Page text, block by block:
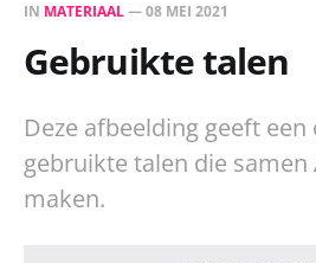
IN MATERIAAL—08 MEI 2021
Gebruikte talen
Deze afbeelding geeft
gebruikte talen die
maken.